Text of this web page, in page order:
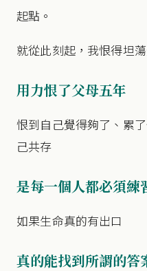
起點。
就從此刻起，我恨得坦
用力恨了父母五年
恨到自己覺得夠了、累
己共存
是每一個人都必須練
如果生命真的有出口
真的能找到所謂的答